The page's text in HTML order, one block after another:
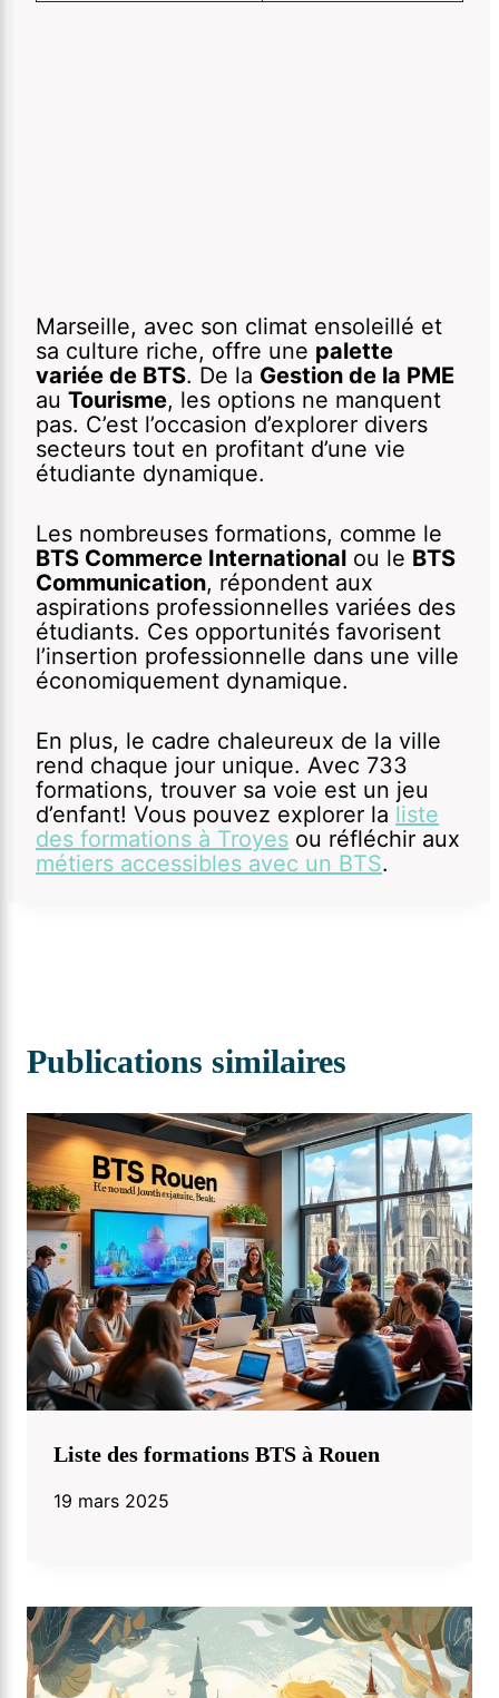
Marseille, avec son climat ensoleillé et
sa culture riche, offre une palette
variée de BTS. De la Gestion de la PME
au Tourisme, les options ne manquent
pas. C’est l’occasion d’explorer divers
secteurs tout en profitant d’une vie
étudiante dynamique.
Les nombreuses formations, comme le
BTS Commerce International ou le BTS
Communication, répondent aux
aspirations professionnelles variées des
étudiants. Ces opportunités favorisent
l’insertion professionnelle dans une ville
économiquement dynamique.
En plus, le cadre chaleureux de la ville
rend chaque jour unique. Avec 733
formations, trouver sa voie est un jeu
d’enfant! Vous pouvez explorer la liste
des formations à Troyes ou réfléchir aux
métiers accessibles avec un BTS.
Publications similaires
Liste des formations BTS à Rouen
19 mars 2025